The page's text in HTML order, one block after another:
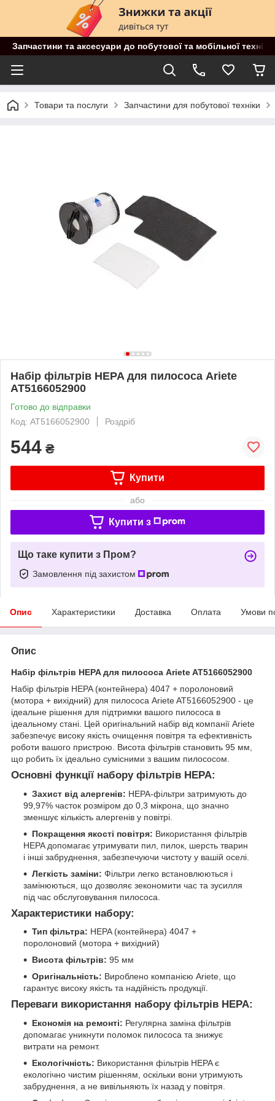
Запчастини та аксесуари до побутової та мобільної
Товари та послуги Запчастини для побутової техніки
Набір фільтрів HEPA для пилососа Ariete
AT5166052900
Готово до відправки
Код: AT5166052900
Роздріб
544 ₴
Купити
або
Купити з
Що таке купити з Пром?
Замовлення під захистом
Опис Характеристики Доставка Оплата Умови
Опис
Набір фільтрів HEPA для пилососа Ariete AT5166052900
Набір фільтрів HEPA (контейнера) 4047 + поролоновий
(мотора + вихідний) для пилососа Ariete AT5166052900 - це
ідеальне рішення для підтримки вашого пилососа в
ідеальному стані. Цей оригінальний набір від компанії Ariete
забезпечує високу якість очищення повітря та ефективність
роботи вашого пристрою. Висота фільтрів становить 95 мм,
що робить їх ідеально сумісними з вашим пилососом.
Основні функції набору фільтрів HEPA:
Захист від алергенів: HEPA-фільтри затримують до
99,97% часток розміром до 0,3 мікрона, що значно
зменшує кількість алергенів у повітрі.
Покращення якості повітря: Використання фільтрів
HEPA допомагає утримувати пил, пилок, шерсть тварин
і інші забруднення, забезпечуючи чистоту у вашій оселі.
Легкість заміни: Фільтри легко встановлюються і
замінюються, що дозволяє зекономити час та зусилля
під час обслуговування пилососа.
Характеристики набору:
Тип фільтра: HEPA (контейнера) 4047 +
поролоновий (мотора + вихідний)
Висота фільтрів: 95 мм
Оригінальність: Вироблено компанією Ariete, що
гарантує високу якість та надійність продукції.
Переваги використання набору фільтрів HEPA:
Економія на ремонті: Регулярна заміна фільтрів
допомагає уникнути поломок пилососа та знижує
витрати на ремонт.
Екологічність: Використання фільтрів HEPA є
екологічно чистим рішенням, оскільки вони утримують
забруднення, а не вивільняють їх назад у повітря.